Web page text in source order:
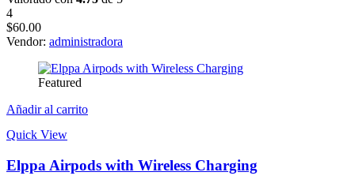
4
$60.00
Vendor: administradora
Featured
Añadir al carrito
Quick View
Elppa Airpods with Wireless Charging